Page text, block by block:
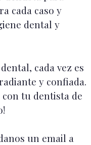
cada caso y
dental y
cada vez es
y confiada.
con tu dentista de
un email a